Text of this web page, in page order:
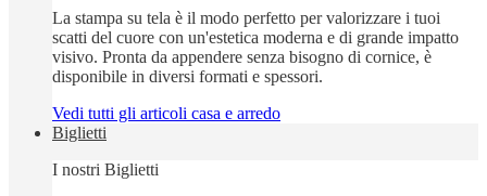
La stampa su tela è il modo perfetto per valorizzare i tuoi
scatti del cuore con un'estetica moderna e di grande impatto
visivo. Pronta da appendere senza bisogno di cornice, è
disponibile in diversi formati e spessori.
Vedi tutti gli articoli casa e arredo
Biglietti
I nostri Biglietti